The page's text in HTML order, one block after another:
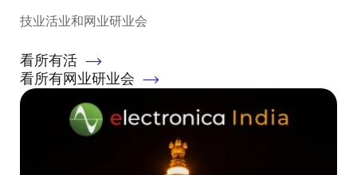
技业活业和网业研业会
看所有活
看所有网业研业会